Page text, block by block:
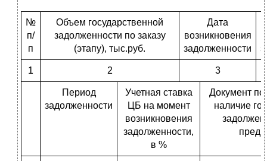
№
п/
п
Объем государственной
задолженности по заказу
(этапу), тыс.руб.
Дата
возникновения
задолженности
1 2 3
Период
задолженности
Учетная ставка
ЦБ на момент
возникновения
задолженности,
в %
Документ
наличие